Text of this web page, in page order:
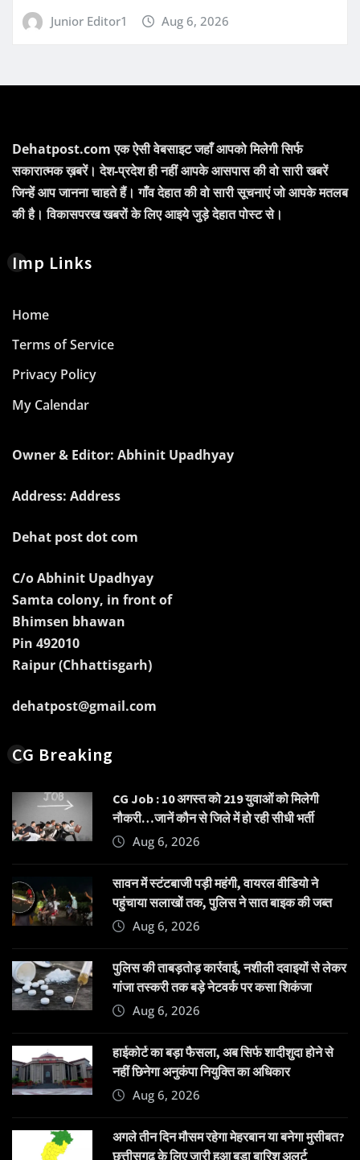
Junior Editor1 Aug 6, 2026
Dehatpost.com एक ऐसी वेबसाइट जहाँ आपको मिलेगी सिर्फ
सकारात्मक ख़बरें। देश-प्रदेश ही नहीं आपके आसपास की वो सारी खबरें
जिन्हें आप जानना चाहते हैं। गाँव देहात की वो सारी सूचनाएं जो आपके मतलब
की है। विकासपरख खबरों के लिए आइये जुड़े देहात पोस्ट से।
Imp Links
Home
Terms of Service
Privacy Policy
My Calendar
Owner & Editor: Abhinit Upadhyay
Address: Address
Dehat post dot com
C/o Abhinit Upadhyay
Samta colony, in front of
Bhimsen bhawan
Pin 492010
Raipur (Chhattisgarh)
dehatpost@gmail.com
CG Breaking
CG Job : 10 अगस्त को 219 युवाओं को मिलेगी
नौकरी…जानें कौन से जिले में हो रही सीधी भर्ती
Aug 6, 2026
सावन में स्टंटबाजी पड़ी महंगी, वायरल वीडियो ने
पहुंचाया सलाखों तक, पुलिस ने सात बाइक की जब्त
Aug 6, 2026
पुलिस की ताबड़तोड़ कार्रवाई, नशीली दवाइयों से लेकर
गांजा तस्करी तक बड़े नेटवर्क पर कसा शिकंजा
Aug 6, 2026
हाईकोर्ट का बड़ा फैसला, अब सिर्फ शादीशुदा होने से
नहीं छिनेगा अनुकंपा नियुक्ति का अधिकार
Aug 6, 2026
अगले तीन दिन मौसम रहेगा मेहरबान या बनेगा मुसीबत?
छत्तीसगढ़ के लिए जारी हुआ बड़ा बारिश अलर्ट